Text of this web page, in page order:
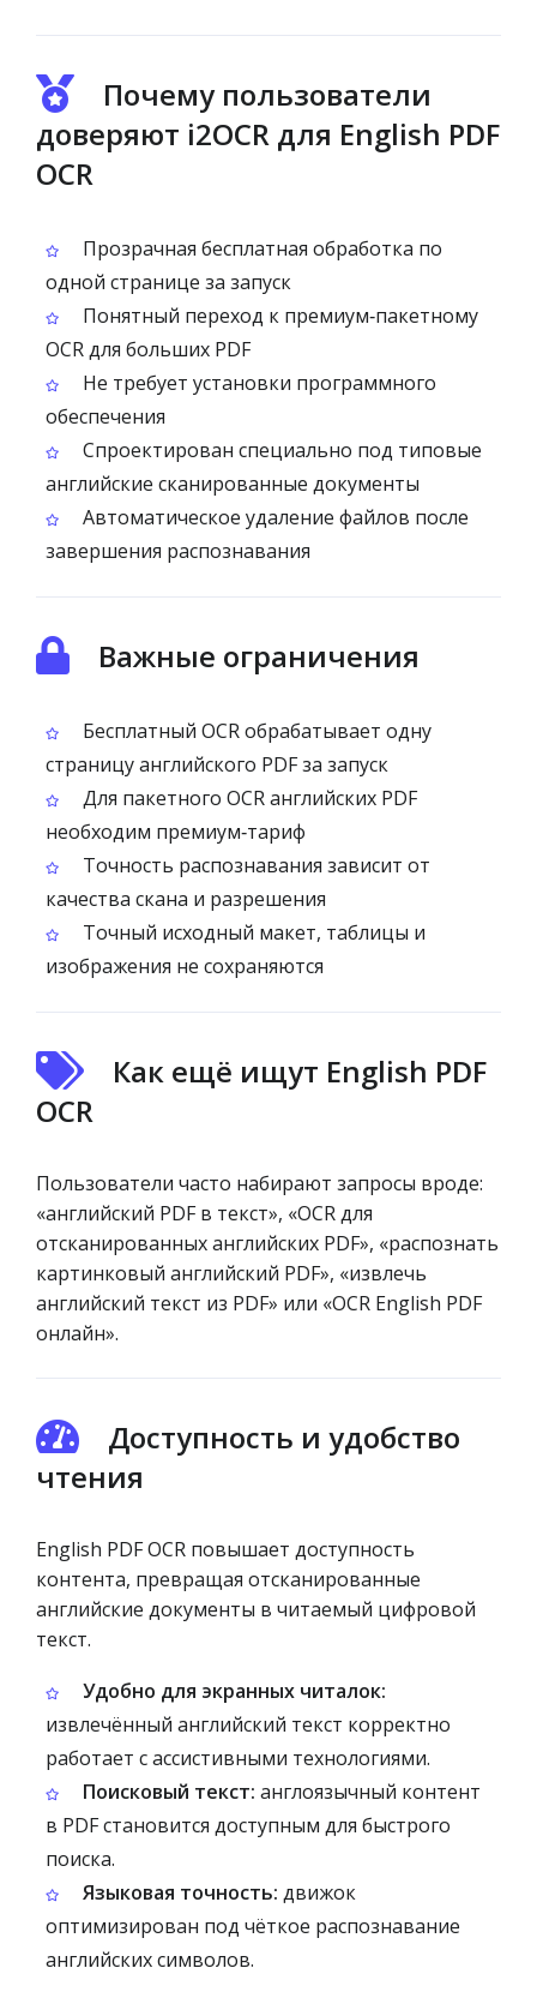
Почему пользователи
доверяют i2OCR для English PDF
OCR
Прозрачная бесплатная обработка по
одной странице за запуск
Понятный переход к премиум‑пакетному
OCR для больших PDF
Не требует установки программного
обеспечения
Спроектирован специально под типовые
английские сканированные документы
Автоматическое удаление файлов после
завершения распознавания
Важные ограничения
Бесплатный OCR обрабатывает одну
страницу английского PDF за запуск
Для пакетного OCR английских PDF
необходим премиум‑тариф
Точность распознавания зависит от
качества скана и разрешения
Точный исходный макет, таблицы и
изображения не сохраняются
Как ещё ищут English PDF
OCR
Пользователи часто набирают запросы вроде:
«английский PDF в текст», «OCR для
отсканированных английских PDF», «распознать
картинковый английский PDF», «извлечь
английский текст из PDF» или «OCR English PDF
онлайн».
Доступность и удобство
чтения
English PDF OCR повышает доступность
контента, превращая отсканированные
английские документы в читаемый цифровой
текст.
Удобно для экранных читалок:
извлечённый английский текст корректно
работает с ассистивными технологиями.
Поисковый текст: англоязычный контент
в PDF становится доступным для быстрого
поиска.
Языковая точность: движок
оптимизирован под чёткое распознавание
английских символов.